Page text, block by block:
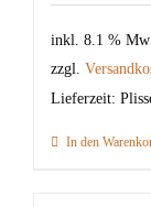
inkl. 8.1 %
zzgl.
Lieferzeit:
In den